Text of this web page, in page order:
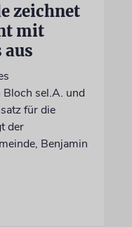
zeichnet
mit
sel.A. und
für die
der
Benjamin